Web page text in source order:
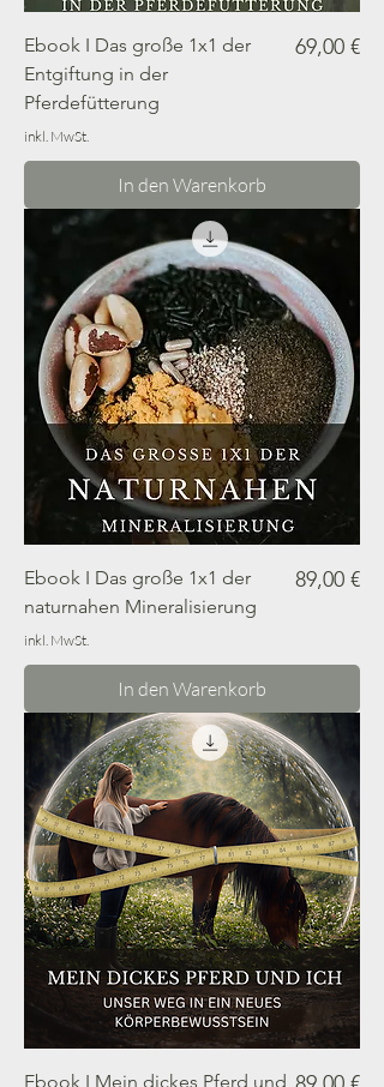
Ebook I Das große 1x1 der
Entgiftung in der
Pferdefütterung
Preis
69,00 €
inkl. MwSt.
In den Warenkorb
Ebook I Das große 1x1 der
naturnahen Mineralisierung
Preis
89,00 €
inkl. MwSt.
In den Warenkorb
Ebook I Mein dickes Pferd und